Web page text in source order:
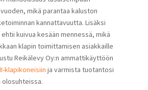
mikä parantaa kaluston
kannattavuutta. Lisäksi
kuivua kesään mennessä, mikä
klapin toimittamisen asiakkaille
Reikälevy Oy:n ammattikäyttöön
klapikoneisiin ja varmista tuotantosi